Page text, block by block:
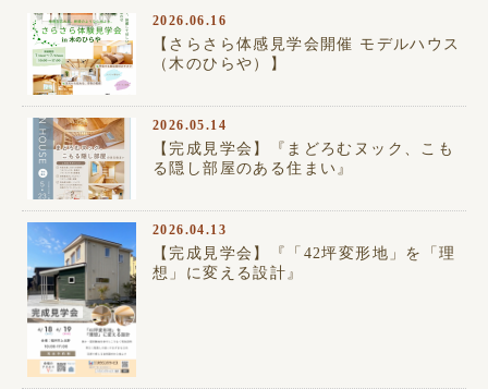
【完成見学会】『家族と愛犬の家』
【完成見学会】『「42坪変形地」を「理想」に……
2026.06.16
【さらさら体感見学会開催 モデルハウス
（木のひらや）】
2026.05.14
【完成見学会】『まどろむヌック、こも
る隠し部屋のある住まい』
2026.04.13
【完成見学会】『「42坪変形地」を「理
想」に変える設計』